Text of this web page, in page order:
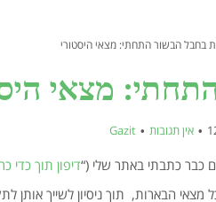
בחבל הבשור התחתי: מצאי היסטורי
מצאי
אין תגובות Gazit
כבר כתבתי באתר שלי (“דיפון תוך כדי
הבארות, תוך ניסיון לשייך אותן